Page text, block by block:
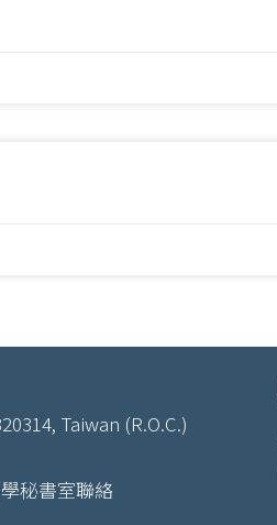
Taiwan (R.O.C.)
秘書室聯絡